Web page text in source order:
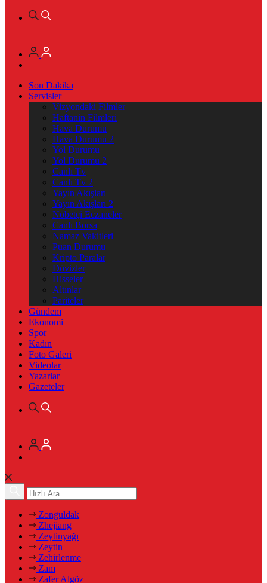
Son Dakika
Servisler
Vizyondaki Filmler
Haftanin Filmleri
Hava Durumu
Hava Durumu 2
Yol Durumu
Yol Durumu 2
Canlı Tv
Canlı Tv 2
Yayın Akışları
Yayın Akışları 2
Nöbetçi Eczaneler
Canlı Borsa
Namaz Vakitleri
Puan Durumu
Kripto Paralar
Dövizler
Hisseler
Altınlar
Pariteler
Gündem
Ekonomi
Spor
Kadın
Foto Galeri
Videolar
Yazarlar
Gazeteler
Zonguldak
Zhejiang
Zeytinyağı
Zeytin
Zehirlenme
Zam
Zafer Algöz